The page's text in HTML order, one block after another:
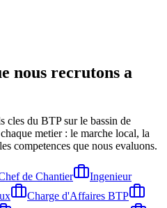
nous recrutons a
cles du BTP sur le bassin de
metier : le marche local, la
competences que nous evaluons.
de Chantier
Ingenieur
Charge d'Affaires BTP